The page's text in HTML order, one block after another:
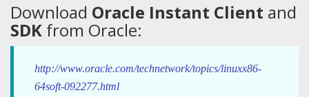
Download Oracle Instant Client and
SDK from Oracle:
http://www.oracle.com/technetwork/topics/linuxx86-
64soft-092277.html